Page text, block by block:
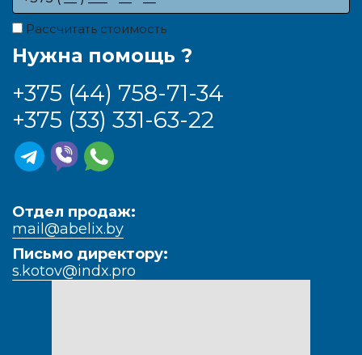
Рассчитать стоимость
Нужна помощь ?
+375 (44) 758-71-34
+375 (33) 331-63-22
Отдел продаж:
mail@abelix.by
Письмо директору:
s.kotov@indx.pro